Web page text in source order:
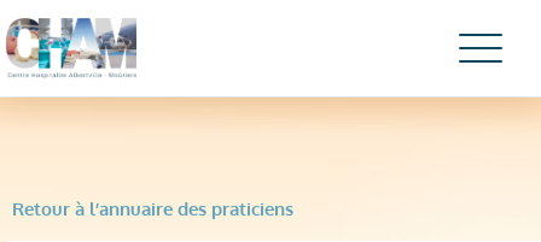
Retour à l’annuaire des praticiens